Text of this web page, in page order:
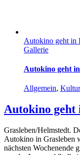
Autokino geht in
Gallerie
Autokino geht
Allgemein, Kultur
Autokino geht
Grasleben/Helmstedt.
Autokino in Grasleben
nächsten Wochenende